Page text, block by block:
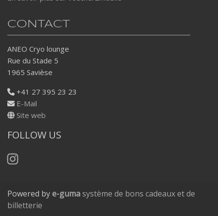
CONTACT
ANEO Cryo lounge
Rue du Stade 5
1965 Savièse
+41 27 395 23 23
E-Mail
Site web
FOLLOW US
Instagram
Powered bye-gumasystème de bons cadeaux et de
billetterie